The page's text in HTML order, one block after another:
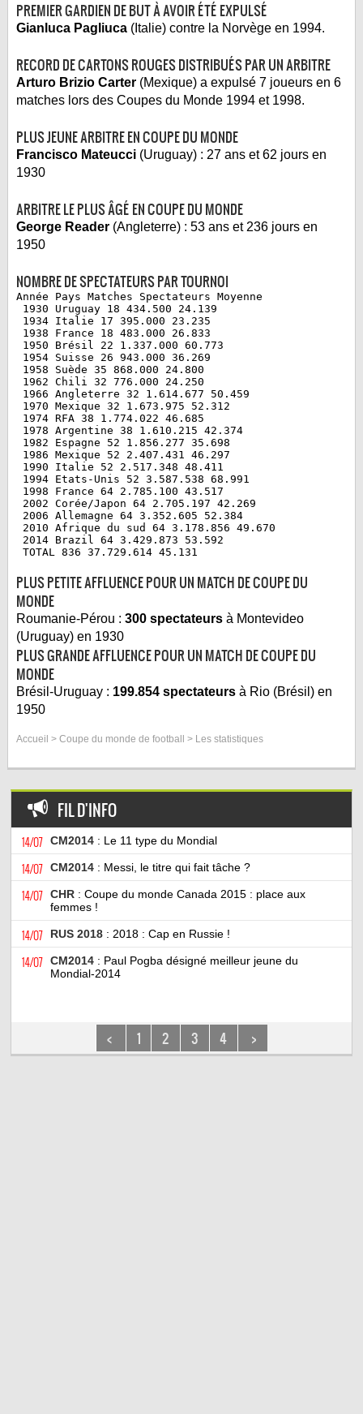
PREMIER GARDIEN DE BUT À AVOIR ÉTÉ EXPULSÉ
Gianluca Pagliuca(Italie) contre la Norvège en 1994.
RECORD DE CARTONS ROUGES DISTRIBUÉS PAR UN ARBITRE
Arturo Brizio Carter(Mexique) a expulsé 7 joueurs en 6
matches lors des Coupes du Monde 1994 et 1998.
PLUS JEUNE ARBITRE EN COUPE DU MONDE
Francisco Mateucci(Uruguay) : 27 ans et 62 jours en
1930
ARBITRE LE PLUS ÂGÉ EN COUPE DU MONDE
George Reader(Angleterre) : 53 ans et 236 jours en
1950
NOMBRE DE SPECTATEURS PAR TOURNOI
Année Pays Matches Spectateurs Moyenne
1930 Uruguay 18 434.500 24.139
1934 Italie 17 395.000 23.235
1938 France 18 483.000 26.833
1950 Brésil 22 1.337.000 60.773
1954 Suisse 26 943.000 36.269
1958 Suède 35 868.000 24.800
1962 Chili 32 776.000 24.250
1966 Angleterre 32 1.614.677 50.459
1970 Mexique 32 1.673.975 52.312
1974 RFA 38 1.774.022 46.685
1978 Argentine 38 1.610.215 42.374
1982 Espagne 52 1.856.277 35.698
1986 Mexique 52 2.407.431 46.297
1990 Italie 52 2.517.348 48.411
1994 Etats-Unis 52 3.587.538 68.991
1998 France 64 2.785.100 43.517
2002 Corée/Japon 64 2.705.197 42.269
2006 Allemagne 64 3.352.605 52.384
2010 Afrique du sud 64 3.178.856 49.670
2014 Brazil 64 3.429.873 53.592
TOTAL 836 37.729.614 45.131
PLUS PETITE AFFLUENCE POUR UN MATCH DE COUPE DU
MONDE
Roumanie-Pérou : 300 spectateursà Montevideo
(Uruguay) en 1930
PLUS GRANDE AFFLUENCE POUR UN MATCH DE COUPE DU
MONDE
Brésil-Uruguay : 199.854 spectateursà Rio (Brésil) en
1950
Accueil > Coupe du monde de football > Les statistiques
FIL D'INFO
14/07 CM2014 : Le 11 type du Mondial
14/07 CM2014 : Messi, le titre qui fait tâche ?
14/07 CHR : Coupe du monde Canada 2015 : place aux
femmes !
14/07 RUS 2018 : 2018 : Cap en Russie !
14/07 CM2014 : Paul Pogba désigné meilleur jeune du
Mondial-2014
< 1 2 3 4 >